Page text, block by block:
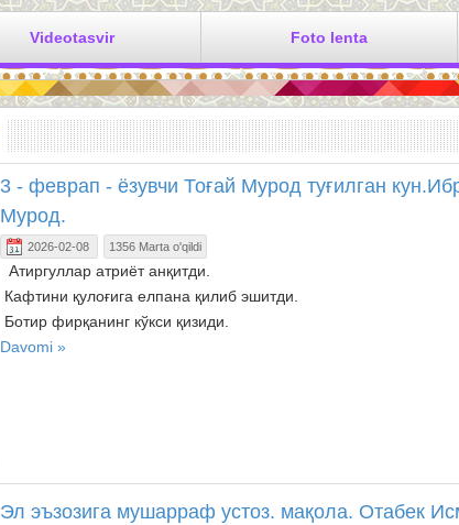
Videotasvir Foto lenta
3 - феврап - ёзувчи Тоғай Мурод туғилган
Мурод.
2026-02-08 1356 Marta o'qildi
Атиргуллар атриёт анқитди.
Кафтини қулоғига елпана қилиб эшитди.
Ботир фирқанинг кўкси қизиди.
Davomi »
Эл эъзозига мушарраф устоз. мақола. Отабек